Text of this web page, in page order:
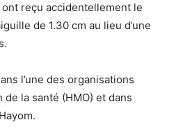
reçu accidentellement le
de 1.30 cm au lieu d’une
l’une des organisations
la santé (HMO) et dans